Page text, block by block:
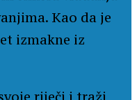
Kao da je
izmakne iz
riječi i traži